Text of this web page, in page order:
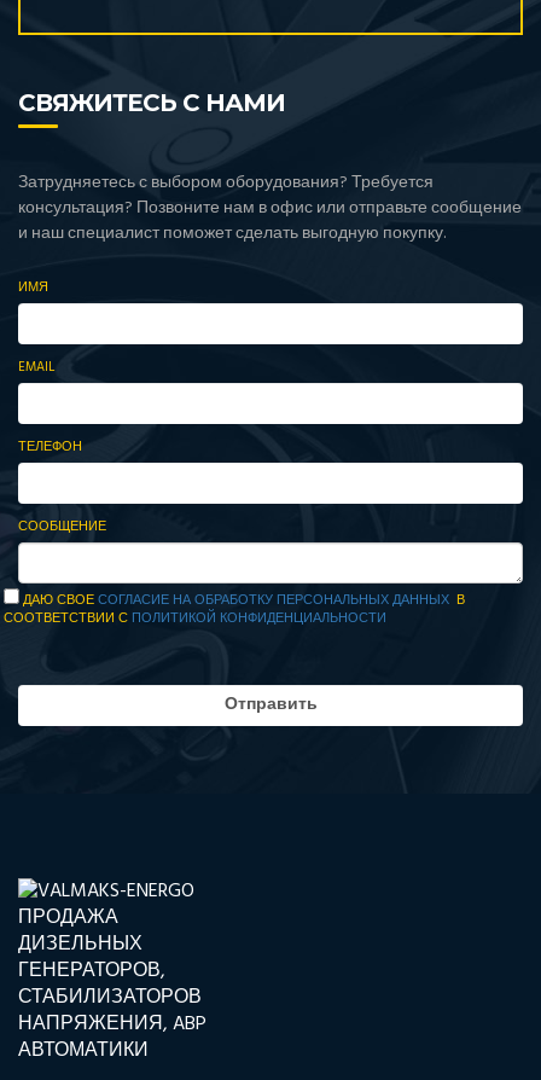
СВЯЖИТЕСЬ С НАМИ
Затрудняетесь с выбором оборудования? Требуется
консультация? Позвоните нам в офис или отправьте сообщение
и наш специалист поможет сделать выгодную покупку.
ИМЯ
EMAIL
ТЕЛЕФОН
СООБЩЕНИЕ
ДАЮ СВОЕСОГЛАСИЕ НА ОБРАБОТКУ ПЕРСОНАЛЬНЫХ ДАННЫХ В
СООТВЕТСТВИИ С ПОЛИТИКОЙ КОНФИДЕНЦИАЛЬНОСТИ